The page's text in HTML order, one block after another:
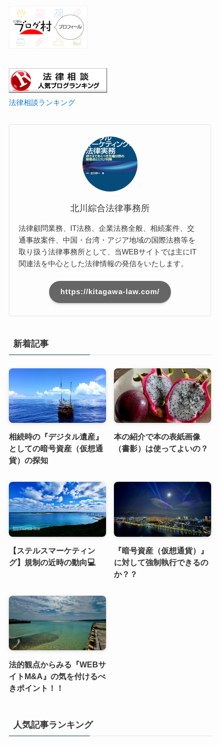
法律相談ランキング
北川綜合法律事務所
法律顧問業務、IT法務、企業法務全般、相続案件、交
通事故案件、中国・台湾・アジア地域の国際法務等を
取り扱う法律事務所として、当WEBサイトでは主にIT
関連法を中心とした法律情報の発信をいたします。
https://kitagawa-law.com/
新着記事
相続時の『デジタル遺産』
としての暗号資産（仮想通
貨）の探知
本の紹介で本の表紙画像
（書影）は使ってよいの？
【ステルスマーケティン
グ】規制の近時の動向💻
『暗号資産（仮想通貨）』
に対して強制執行できるの
か？？
法的観点からみる『WEBサ
イトM&A』の気を付けるべ
きポイント！！
人気記事ランキング